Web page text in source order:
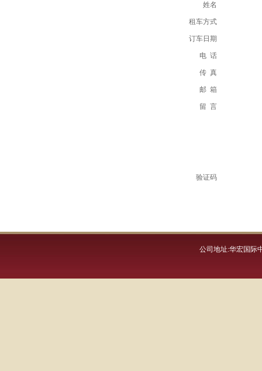
姓名
租车方式
订车日期
电 话
传 真
邮 箱
留 言
验证码
公司地址:华宏国际